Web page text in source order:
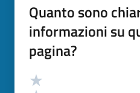
Quanto sono
informazioni su
pagina?
Valutazione